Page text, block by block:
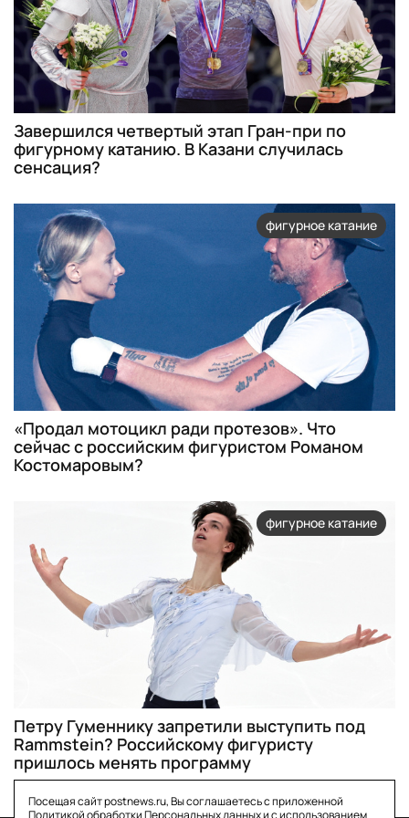
Завершился четвертый этап Гран-при по
фигурному катанию. В Казани случилась
сенсация?
фигурное катание
«Продал мотоцикл ради протезов». Что
сейчас с российским фигуристом Романом
Костомаровым?
фигурное катание
Петру Гуменнику запретили выступить под
Rammstein? Российскому фигуристу
пришлось менять программу
Посещая сайт postnews.ru, Вы соглашаетесь с приложенной
Политикой обработки Персональных данныхи с использованием